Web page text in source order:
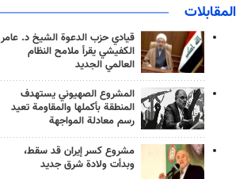
المقابلات
قيادي حزب الدعوة الشيخ د. عامر
الكفيشي يقرأ ملامح النظام
العالمي الجديد
المشروع الصهيوني يستهدف
المنطقة بأكملها والمقاومة تعيد
رسم معادلة المواجهة
مشروع كسر إيران قد سقط،
وبدأت ولادة شرق جديد